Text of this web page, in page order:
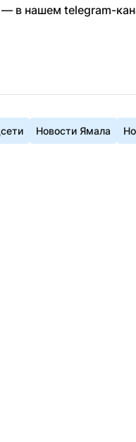
в нашем telegram-
Новости Ямала